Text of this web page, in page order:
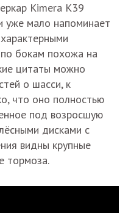
Kimera K39
уже мало напоминает
бокам похожа на
цитаты можно
о шасси, к
что оно полностью
под возросшую
дисками с
видны крупные
тормоза.